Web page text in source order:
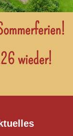
wieder!